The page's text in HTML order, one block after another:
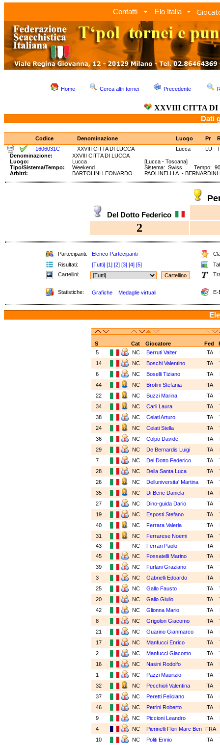
Contatti Elo Italia
Home Cerca altri tornei Precedente
XXVIII CITTA DI
Dati
Codice Denominazione Luogo Pr
1606031C
XXVIII CITTA DI LUCCA Lucca LU
Denominazione:
XXVIII CITTA DI LUCCA
Luogo:
Lucca
[Lucca - Toscana]
Tipo/Sistema/Tempo:
Weekend
Sistema: Swiss Tempo: 90'
Arbitri:
BARTOLINI LEONARDO PAOLINELLI A. -
Del Dotto Federico
2
Partecipanti: Elenco Partecipanti
Risultati:
[Tutti] [1] [2] [3] [4] [5]
Cartellini:
Statistiche: Grafiche Medaglie virtuali E-
S Cat Giocatore Fed
5
NC Berruti Valter ITA
14
NC Boschi Valentino ITA
6
NC Boselli Tiziano ITA
44
NC Brotini Stefania ITA
22
NC Buzzi Marina ITA
34
NC Carli Laura ITA
38
NC Celati Arturo ITA
24
NC Celati Stella ITA
36
NC Colpo Davide ITA
29
NC De Bernardis Luigi ITA
7
NC Del Dotto Federico ITA
28
NC Della Santa Luca ITA
26
NC Delluniversita' Martina ITA
35
NC Di Bene Daniela ITA
27
NC Dino-guida Dario ITA
19
NC Esposti Stefano ITA
40
NC Ferrara Valeria ITA
31
NC Ferrarese Noemi ITA
43
NC Ferrari Paolo ITA
45
NC Fossatelli Marino ITA
39
NC Furlani Graziano ITA
3
NC Gabrielli Edoardo ITA
25
NC Gallo Fausto ITA
20
NC Gallo Giulio ITA
42
NC Glionna Mario ITA
8
NC Grigolon Giacomo ITA
21
NC Guarino Gianmarco ITA
17
NC Manfucci Enrico ITA
2
NC Manfucci Giacomo ITA
16
NC Nasini Rodolfo ITA
1
NC Pazzi Maurizio ITA
32
NC Pecchioli Valentina ITA
37
NC Peretti Feliciano ITA
46
NC Petrini Roberto ITA
9
NC Piccioni Leandro ITA
4
NC Pierinelli Flori Marc Ben
FRA
10
NC Politi Ennio ITA